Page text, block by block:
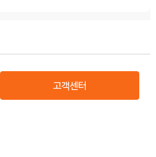
고객센터